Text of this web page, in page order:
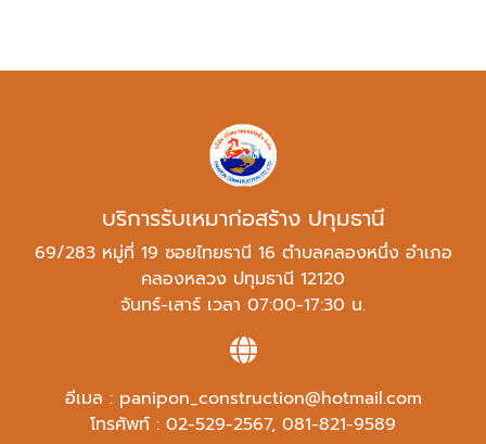
บริการรับเหมาก่อสร้าง ปทุมธานี
69/283 หมู่ที่ 19 ซอยไทยธานี 16 ตำบลคลองหนึ่ง อำเภอ
คลองหลวง ปทุมธานี 12120
จันทร์-เสาร์ เวลา 07:00-17:30 น.
อีเมล : panipon_construction@hotmail.com
โทรศัพท์ : 02-529-2567, 081-821-9589